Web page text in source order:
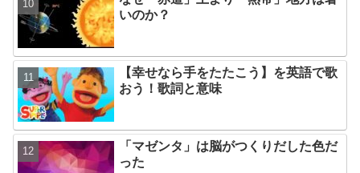
いのか？
【幸せなら手をたたこう】を英語で歌
おう！歌詞と意味
「マゼンタ」は脳がつくりだした色だ
った